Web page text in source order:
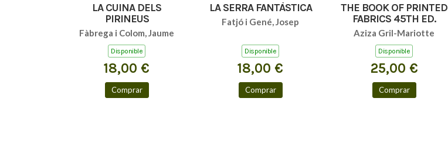
LA CUINA DELS
PIRINEUS
Fàbrega i Colom, Jaume
Disponible
18,00 €
Comprar
LA SERRA FANTÀSTICA
Fatjó i Gené, Josep
Disponible
18,00 €
Comprar
THE BOOK OF PRINTED
FABRICS 45TH ED.
Aziza Gril-Mariotte
Disponible
25,00 €
Comprar